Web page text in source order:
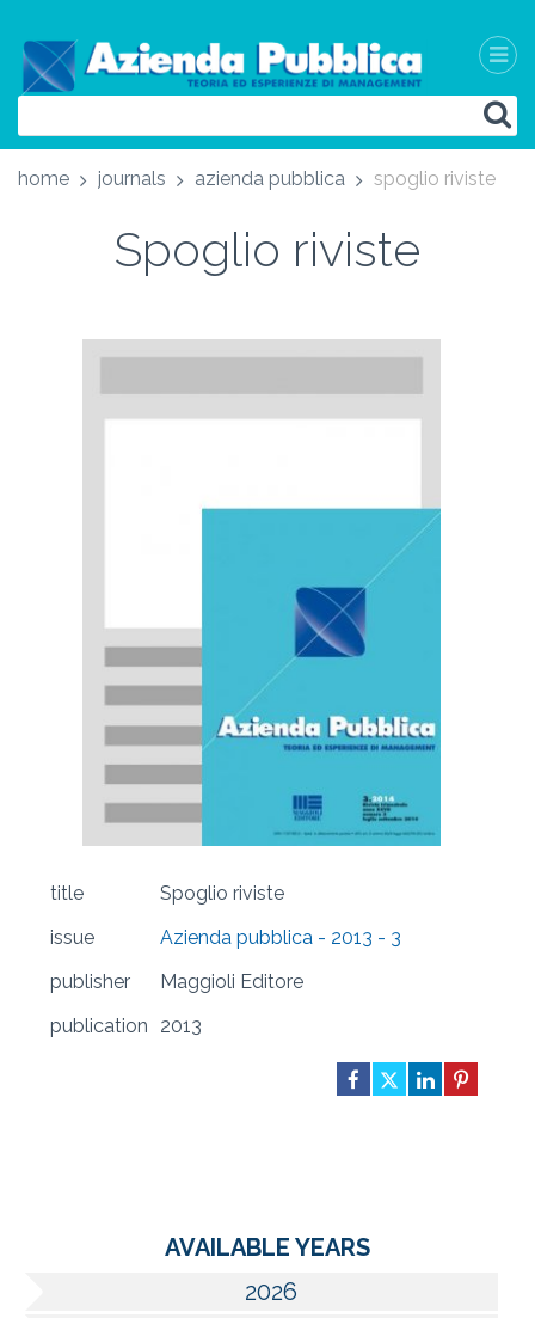
home journals azienda pubblica spoglio riviste
Spoglio riviste
title
Spoglio riviste
issue
Azienda pubblica - 2013 - 3
publisher
Maggioli Editore
publication
2013
AVAILABLE YEARS
2026